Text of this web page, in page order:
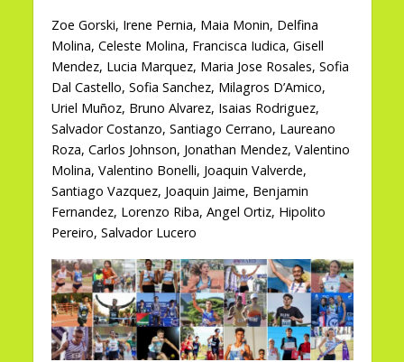
Zoe Gorski, Irene Pernia, Maia Monin, Delfina
Molina, Celeste Molina, Francisca Iudica, Gisell
Mendez, Lucia Marquez, Maria Jose Rosales, Sofia
Dal Castello, Sofia Sanchez, Milagros D’Amico,
Uriel Muñoz, Bruno Alvarez, Isaias Rodriguez,
Salvador Costanzo, Santiago Cerrano, Laureano
Roza, Carlos Johnson, Jonathan Mendez, Valentino
Molina, Valentino Bonelli, Joaquin Valverde,
Santiago Vazquez, Joaquin Jaime, Benjamin
Fernandez, Lorenzo Riba, Angel Ortiz, Hipolito
Pereiro, Salvador Lucero